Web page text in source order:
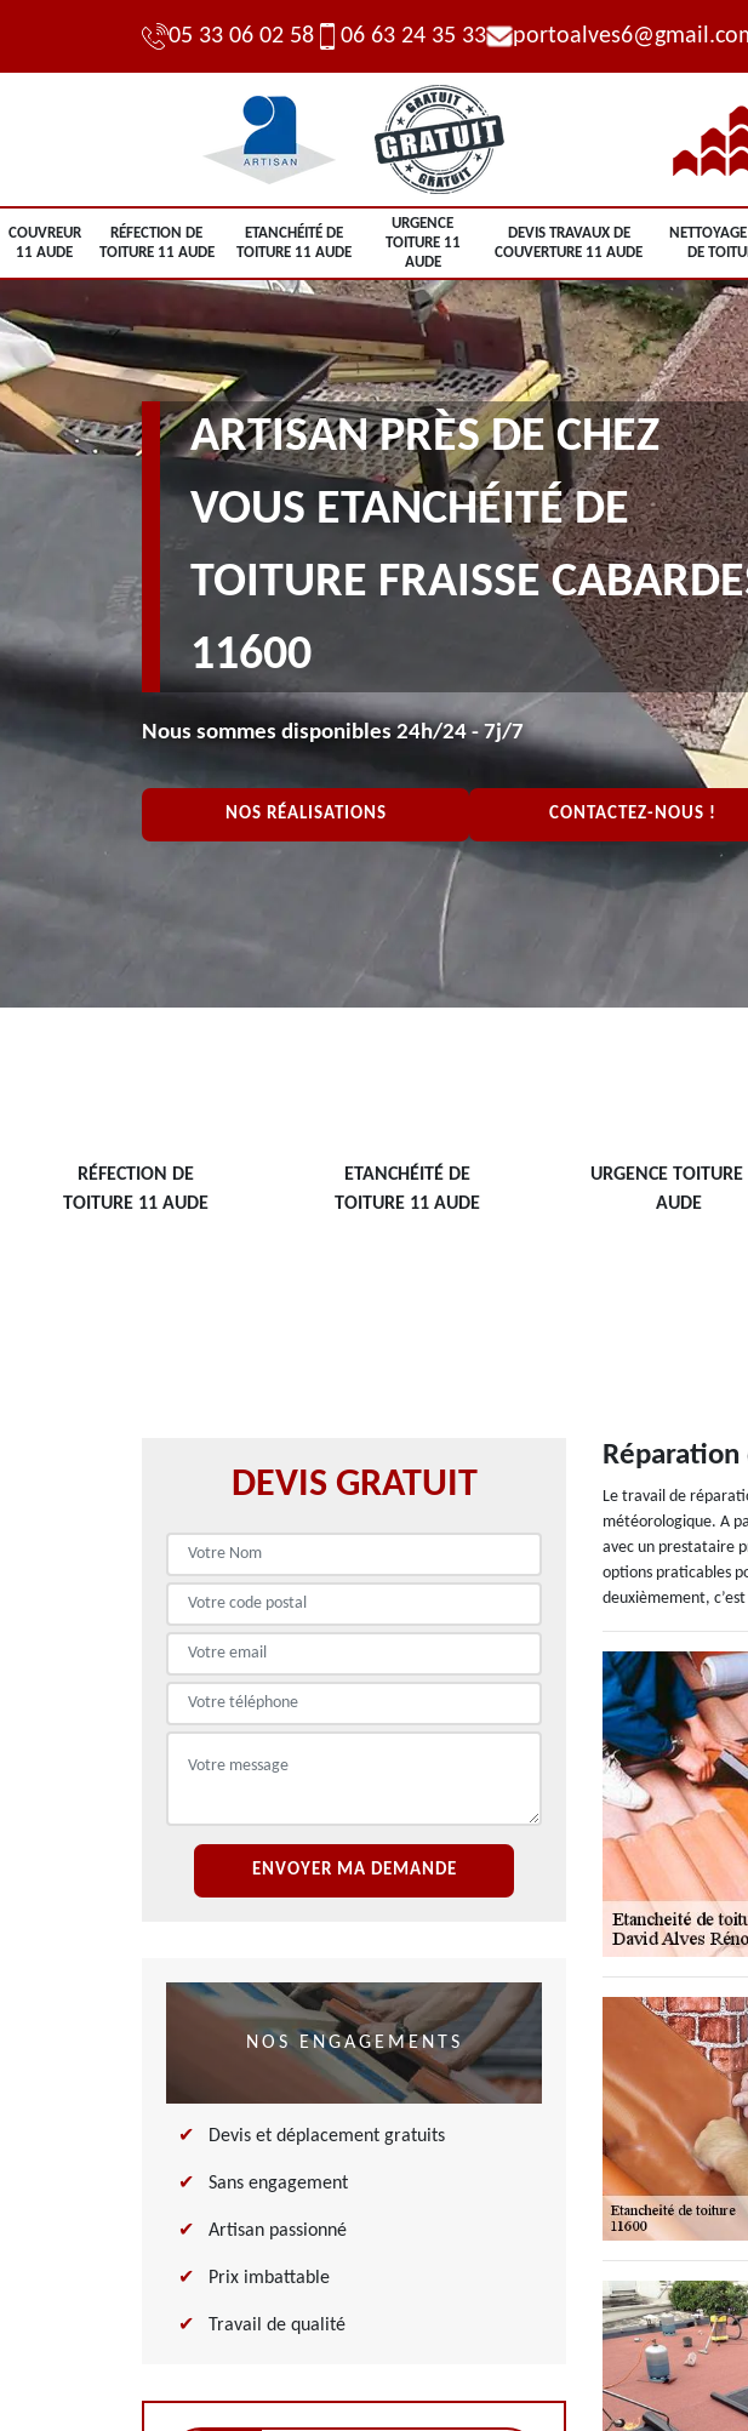
05 33 06 02 58 06 63 24 35 33
COUVREUR
11 AUDE
RÉFECTION DE
TOITURE 11 AUDE
ETANCHÉITÉ DE
TOITURE 11 AUDE
URGENCE
TOITURE 11
AUDE
DEVIS TRAVAUX DE
COUVERTURE 11 AUDE
DE
ARTISAN PRÈS DE CHEZ
VOUS ETANCHÉITÉ DE
TOITURE FRAISSE
11600
Nous sommes disponibles 24h/24 - 7j/7
NOS RÉALISATIONS CONTACTEZ-NOUS !
RÉFECTION DE
TOITURE 11 AUDE
ETANCHÉITÉ DE
TOITURE 11 AUDE
URGENCE
AUDE
DEVIS GRATUIT
NOS ENGAGEMENTS
Devis et déplacement gratuits
Sans engagement
Artisan passionné
Prix imbattable
Travail de qualité
Le travail de
météorologique. A
avec un prestataire
options praticables
deuxièmement,